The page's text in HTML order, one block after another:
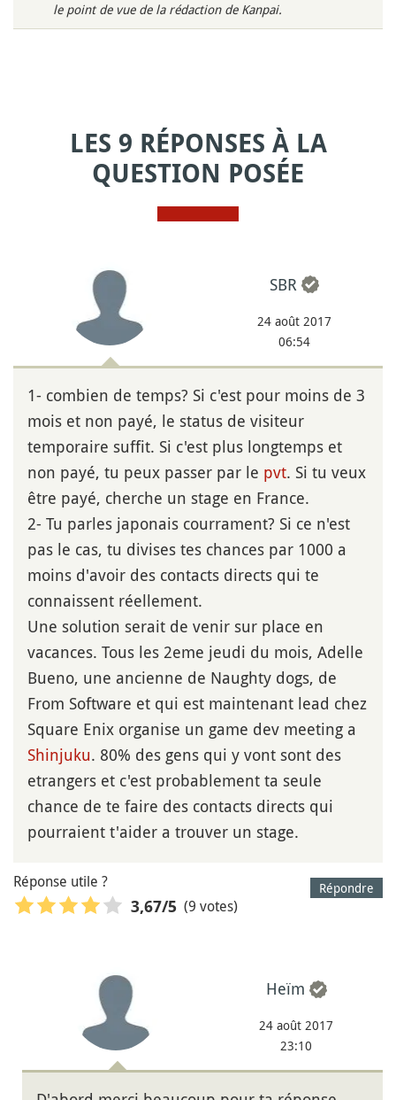
le point de vue de la rédaction de Kanpai.
LES 9 RÉPONSES À LA
QUESTION POSÉE
SBR
24 août 2017
06:54
1- combien de temps? Si c'est pour moins de 3
mois et non payé, le status de visiteur
temporaire suffit. Si c'est plus longtemps et
non payé, tu peux passer par le pvt. Si tu veux
être payé, cherche un stage en France.
2- Tu parles japonais courrament? Si ce n'est
pas le cas, tu divises tes chances par 1000 a
moins d'avoir des contacts directs qui te
connaissent réellement.
Une solution serait de venir sur place en
vacances. Tous les 2eme jeudi du mois, Adelle
Bueno, une ancienne de Naughty dogs, de
From Software et qui est maintenant lead chez
Square Enix organise un game dev meeting a
Shinjuku. 80% des gens qui y vont sont des
etrangers et c'est probablement ta seule
chance de te faire des contacts directs qui
pourraient t'aider a trouver un stage.
Répondre
Réponse utile ?
3,67/5 (9 votes)
Heïm
24 août 2017
23:10